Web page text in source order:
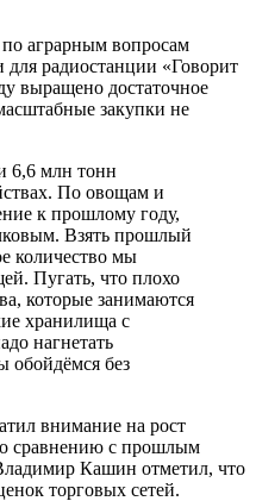
аграрным вопросам
радиостанции «Говорит
выращено достаточное
закупки не
6,6 млн тонн
По овощам и
к прошлому году,
Взять прошлый
количество мы
Пугать, что плохо
которые занимаются
хранилища с
нагнетать
обойдёмся без
внимание на рост
сравнению с прошлым
Кашин отметил, что
торговых сетей.